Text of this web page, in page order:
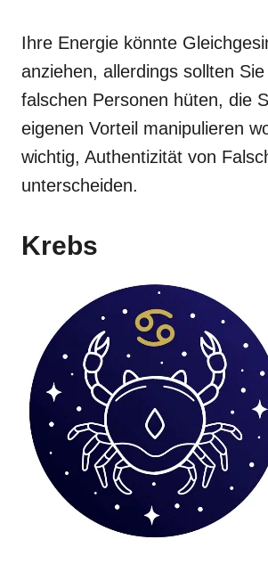
Ihre Energie könnte
anziehen, allerdings sollten
falschen Personen hüten, die
eigenen Vorteil manipulieren
wichtig, Authentizität von
unterscheiden.
Krebs